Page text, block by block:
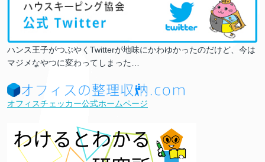
ハンス王子がつぶやくTwitterが地味にかわゆかったのだけど、今は
マジメなやつに変わってしまった…
オフィスチェッカー公式ホームページ